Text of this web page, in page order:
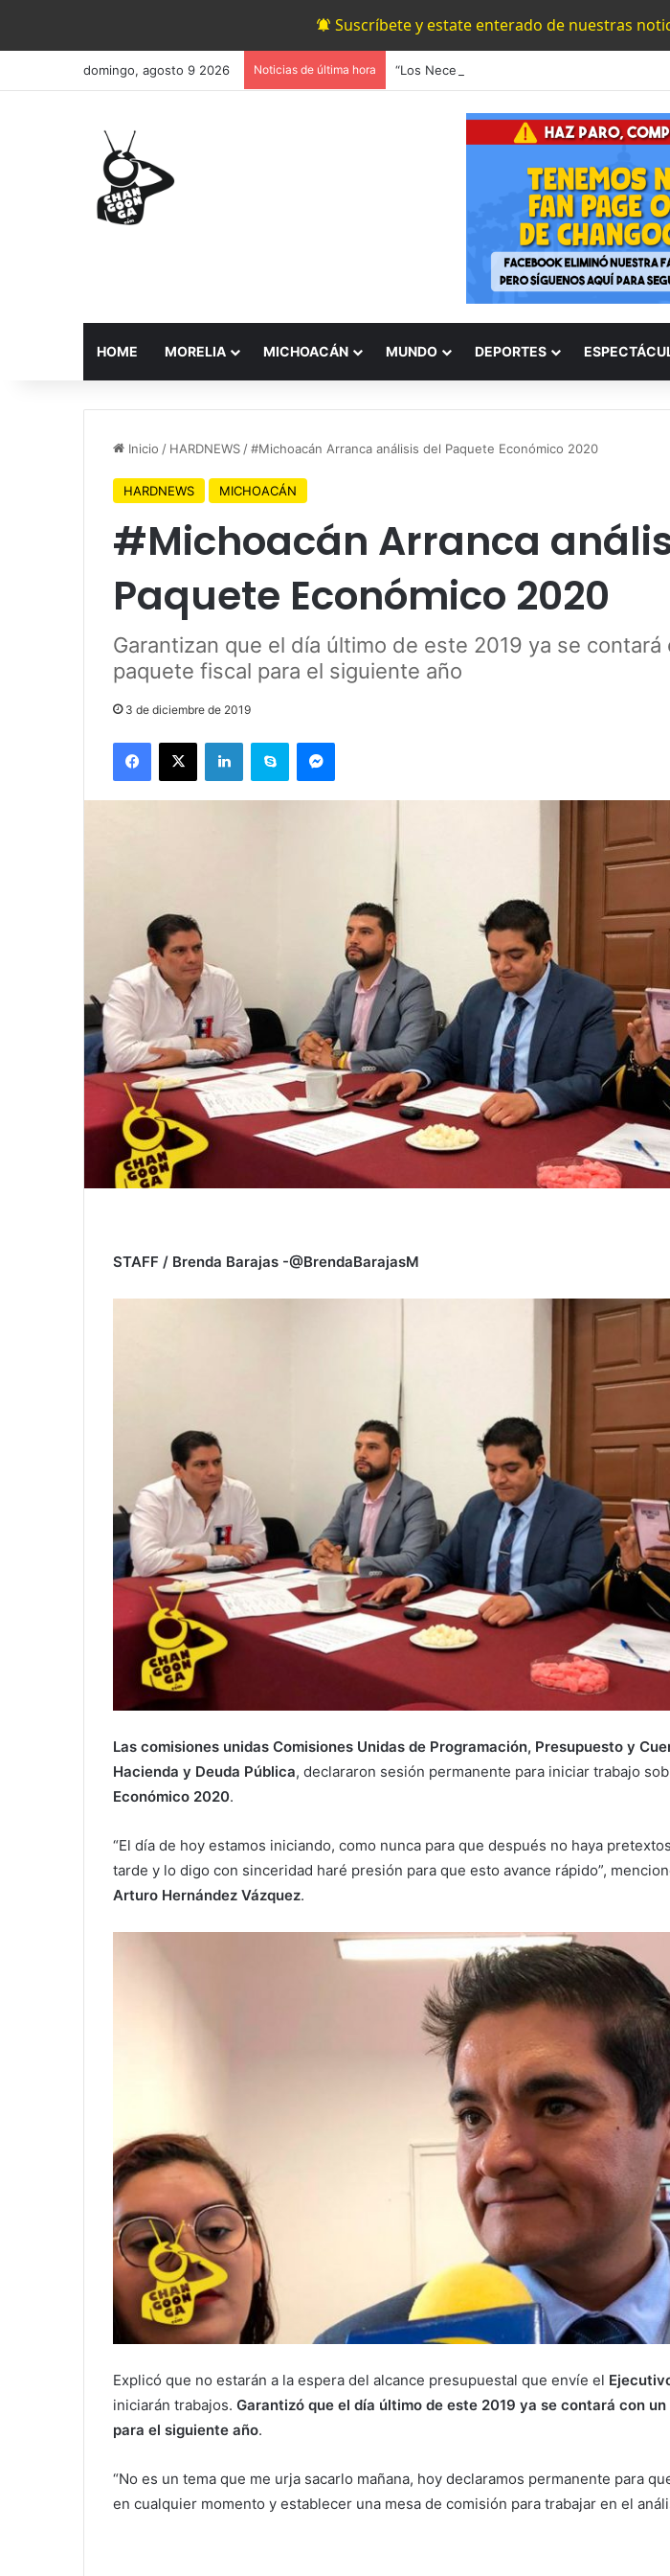
Suscríbete y estate enterado de nuestras
domingo, agosto 9 2026 Noticias de última hora
HOME MORELIA MICHOACÁN MUNDO DEPORTES
Inicio / HARDNEWS /#Michoacán Arranca análisis del Paquete Económico 2020
HARDNEWS MICHOACÁN
#Michoacán Arranca
Paquete Económico 2020
Garantizan que el día último de este 2019 ya se contará
paquete fiscal para el siguiente año
3 de diciembre de 2019
STAFF / Brenda Barajas -@BrendaBarajasM
Las comisiones unidas Comisiones Unidas de Programación, Presupuesto y
Hacienda y Deuda Pública, declararon sesión permanente para iniciar trabajo
Económico 2020.
“El día de hoy estamos iniciando, como nunca para que después no haya
tarde y lo digo con sinceridad haré presión para que esto avance rápido”,
Arturo Hernández Vázquez.
Explicó que no estarán a la espera del alcance presupuestal que envíe el
iniciarán trabajos. Garantizó que el día último de este 2019 ya se contará con
para el siguiente año.
“No es un tema que me urja sacarlo mañana, hoy declaramos permanente para
en cualquier momento y establecer una mesa de comisión para trabajar en el